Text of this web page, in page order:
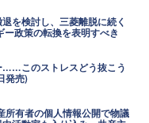
を検討し、三菱離脱に続く
政策の転換を表明すべき
……このストレスどう抜こう
発売)
所有者の個人情報公開で物議